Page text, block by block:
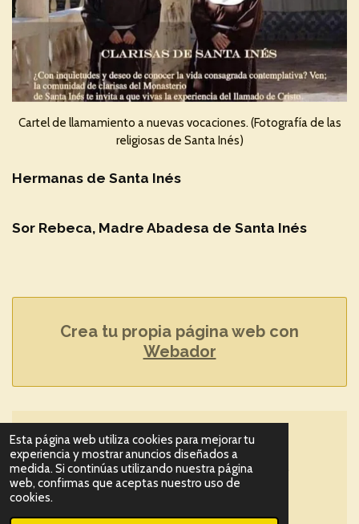
Esta página web utiliza cookies para mejorar tu
experiencia y mostrar anuncios diseñados a
medida. Si continúas utilizando nuestra página
web, confirmas que aceptas nuestro uso de
cookies.
Cartel de llamamiento a nuevas vocaciones. (Fotografía de las
religiosas de Santa Inés)
Hermanas de Santa Inés
Sor Rebeca, Madre Abadesa de Santa Inés
Crea tu propia página web con
Webador
Compartir Compartir Compartir Compartir
© 2023 - 2026 Convento de Santa Inés de Sevilla.
Patrimonio Histórico-artístico
Con la tecnología de